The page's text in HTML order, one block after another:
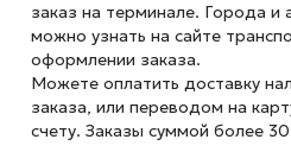
заказ на терминале. Города и
можно узнать на сайте
оформлении заказа.
Можете оплатить доставку
заказа, или переводом на
счету. Заказы суммой более